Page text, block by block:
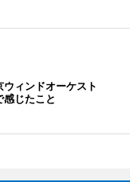
ィンドオーケスト
じたこと